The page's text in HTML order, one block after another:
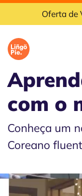
Oferta de
com o
Conheça um
Coreano